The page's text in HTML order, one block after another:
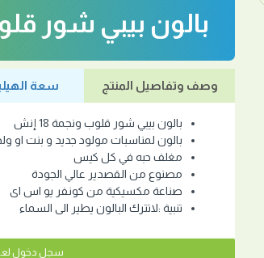
بالون بيبي شور قلوب
وصف وتفاصيل المنتج سعة
بالون بيبي شور قلوب ونجمة 18 إنش
بالون لمناسبات مولود جديد و بنت او
مغلف حبه في كل كيس
مصنوع من القصدير عالي الجودة
صناعة مكسيكية من كونفر يو اس اى
تنبية :لاتترك البالون يطير الى السماء
سجل دخول